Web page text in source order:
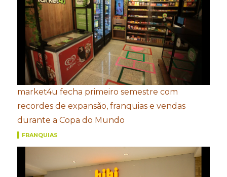
market4u fecha primeiro semestre com
recordes de expansão, franquias e vendas
durante a Copa do Mundo
FRANQUIAS